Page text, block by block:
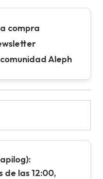
compra
Aleph
de las 12:00,